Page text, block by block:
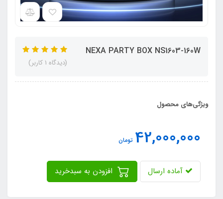
NEXA PARTY BOX NS1603-160W
(دیدگاه 1 کاربر)
ویژگی‌های محصول
42,000,000 تومان
آماده ارسال